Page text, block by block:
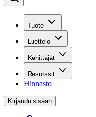
Tuote
Luettelo
Kehittäjät
Resurssit
Hinnasto
Kirjaudu sisään